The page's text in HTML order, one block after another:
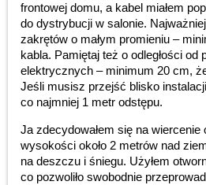
frontowej domu, a kabel miałem
do dystrybucji w salonie.
zakrętów o małym promieniu –
kabla. Pamiętaj też o odległości od
elektrycznych – minimum 20 cm,
Jeśli musisz przejść blisko
co najmniej 1 metr odstępu.
Ja zdecydowałem się na
wysokości około 2 metrów nad
na deszczu i śniegu. Użyłem
co pozwoliło swobodnie